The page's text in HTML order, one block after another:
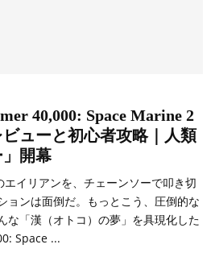
40,000: Space Marine 2
ューと初心者攻略｜人類
開幕
エイリアンを、チェーンソーで叩き切
ョンは面倒だ。もっとこう、圧倒的な
な「漢（オトコ）の夢」を具現化した
Space ...